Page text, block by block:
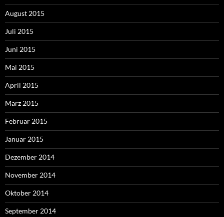
August 2015
Juli 2015
Juni 2015
Mai 2015
April 2015
März 2015
Februar 2015
Januar 2015
Dezember 2014
November 2014
Oktober 2014
September 2014